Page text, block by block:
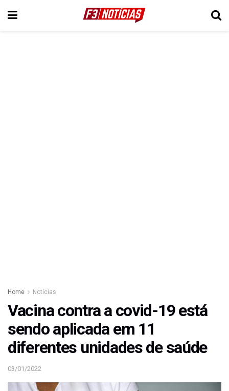
Home Notícias
Vacina contra a covid-19 está
sendo aplicada em 11
diferentes unidades de saúde
03/01/2022